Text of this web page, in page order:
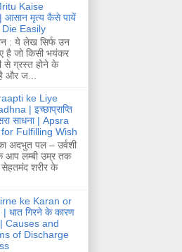
Kaise
आसान मृत्य कैसे पायें
Easily
: ये लेख सिर्फ उन
है जो किसी भयंकर
से ग्रस्त होने के
और ज...
ke Liye
| इच्छाप्राप्ति
साधना | Apsra
Fulfilling Wish
अदभुत पल – उर्वशी
आप लम्बी उम्र तक
सेहतमंद शरीर के
ke Karan or
धात गिरने के कारण
Causes and
of Discharge